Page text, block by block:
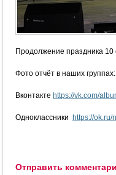
Продолжение праздника
Фото отчёт в наших группах:
Вконтакте https://vk.com/
Одноклассники https://
Отправить